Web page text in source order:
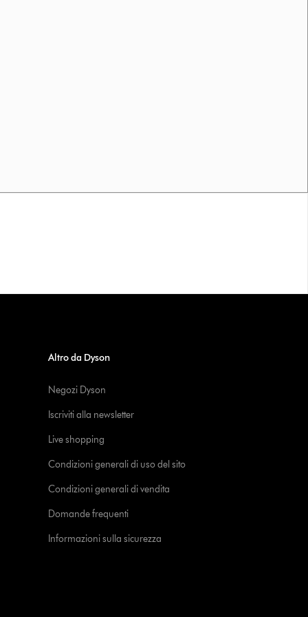
Altro da Dyson
Negozi Dyson
Iscriviti alla newsletter
Live shopping
Condizioni generali di uso del sito
Condizioni generali di vendita
Domande frequenti
Informazioni sulla sicurezza